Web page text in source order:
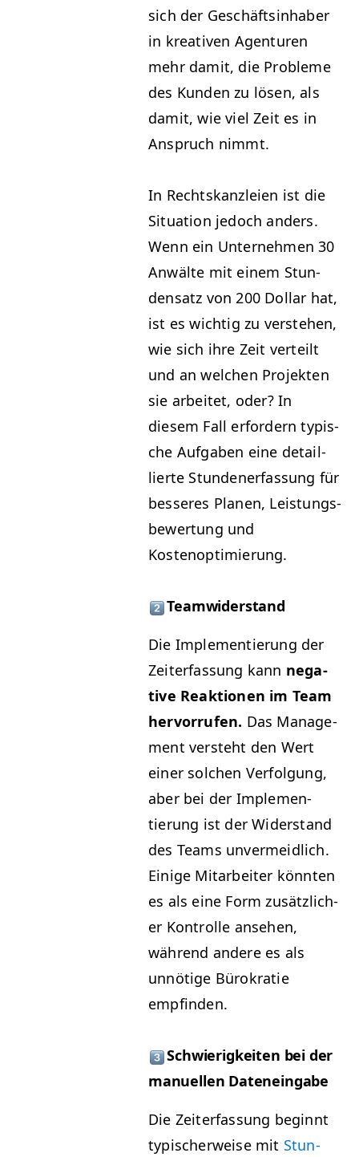
sich der Geschäftsin­hab­er
in kreativ­en Agen­turen
mehr damit, die Prob­leme
des Kun­den zu lösen, als
damit, wie viel Zeit es in
Anspruch nimmt.
In Recht­skan­zleien ist die
Sit­u­a­tion jedoch anders.
Wenn ein Unternehmen 30
Anwälte mit einem Stun­
den­satz von 200 Dol­lar hat,
ist es wichtig zu ver­ste­hen,
wie sich ihre Zeit verteilt
und an welchen Pro­jek­ten
sie arbeit­et, oder? In
diesem Fall erfordern typ­is­
che Auf­gaben eine detail­
lierte Stun­den­er­fas­sung für
besseres Pla­nen, Leis­tungs­
be­w­er­tung und
Kostenoptimierung.
Teamwiderstand
Die Imple­men­tierung der
Zeit­er­fas­sung kann neg­a­
tive Reak­tio­nen im Team
her­vor­rufen. Das Man­age­
ment ver­ste­ht den Wert
ein­er solchen Ver­fol­gung,
aber bei der Imple­men­
tierung ist der Wider­stand
des Teams unver­mei­dlich.
Einige Mitar­beit­er kön­nten
es als eine Form zusät­zlich­
er Kon­trolle anse­hen,
während andere es als
unnötige Bürokratie
empfinden.
Schwierigkeit­en bei der
manuellen Dateneingabe
Die Zeit­er­fas­sung begin­nt
typ­is­cher­weise mit Stun­